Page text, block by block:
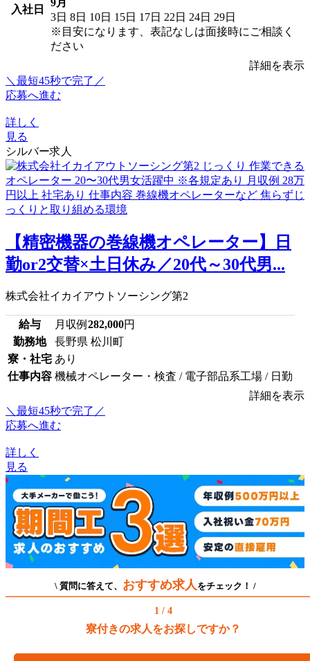
入社日
3日 8日 10日 15日 17日 22日 24日 29日
※目安になります、表記なしは面接時にご相談く
ださい
詳細を表示
＼最短45秒で完了／
応募へ進む
詳しく
見る
シルバー求人
【精密機器の巻線機オペレーター】日
勤or2交替×土日休み／20代～30代男...
株式会社イカイアウトソーシング第2
給与 月収例 282,000円
勤務地
長野県 松川町
寮・社宅 あり
仕事内容 機械オペレーター・検査 / 電子部品系工場 / 日勤
詳細を表示
＼最短45秒で完了／
応募へ進む
詳しく
見る
\ 質問に答えて、 おすすめ求人 をチェック！ /
1 / 4
寮付きの求人をお探しですか？